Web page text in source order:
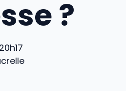
?